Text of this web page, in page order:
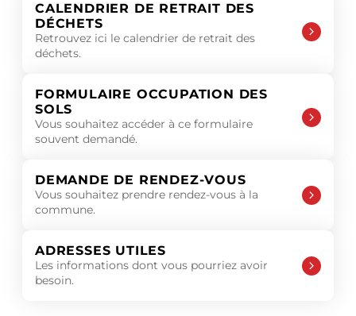
CALENDRIER DE RETRAIT DES
DÉCHETS
Retrouvez ici le calendrier de retrait des
déchets.
FORMULAIRE OCCUPATION DES
SOLS
Vous souhaitez accéder à ce formulaire
souvent demandé.
DEMANDE DE RENDEZ-VOUS
Vous souhaitez prendre rendez-vous à la
commune.
ADRESSES UTILES
Les informations dont vous pourriez avoir
besoin.